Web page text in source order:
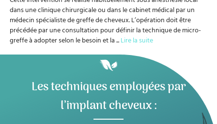
dans une clinique chirurgicale ou dans le cabinet médical par un
médecin spécialiste de greffe de cheveux. L’opération doit être
précédée par une consultation pour définir la technique de micro-
greffe à adopter selon le besoin et la...Lire la suite
Les techniques employées par
l’implant cheveux :